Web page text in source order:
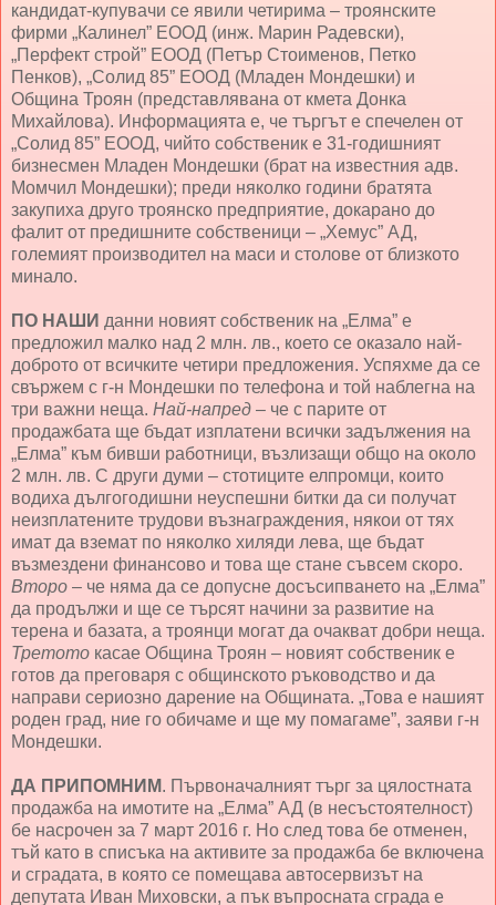
кандидат-купувачи се явили четирима – троянските
фирми „Калинел” ЕООД (инж. Марин Радевски),
„Перфект строй” ЕООД (Петър Стоименов, Петко
Пенков), „Солид 85” ЕООД (Младен Мондешки) и
Община Троян (представлявана от кмета Донка
Михайлова). Информацията е, че търгът е спечелен от
„Солид 85” ЕООД, чийто собственик е 31-годишният
бизнесмен Младен Мондешки (брат на известния адв.
Момчил Мондешки); преди няколко години братята
закупиха друго троянско предприятие, докарано до
фалит от предишните собственици – „Хемус” АД,
големият производител на маси и столове от близкото
минало.
ПО НАШИ данни новият собственик на „Елма” е
предложил малко над 2 млн. лв., което се оказало най-
доброто от всичките четири предложения. Успяхме да се
свържем с г-н Мондешки по телефона и той наблегна на
три важни неща. Най-напред – че с парите от
продажбата ще бъдат изплатени всички задължения на
„Елма” към бивши работници, възлизащи общо на около
2 млн. лв. С други думи – стотиците елпромци, които
водиха дългогодишни неуспешни битки да си получат
неизплатените трудови възнаграждения, някои от тях
имат да вземат по няколко хиляди лева, ще бъдат
възмездени финансово и това ще стане съвсем скоро.
Второ – че няма да се допусне досъсипването на „Елма”
да продължи и ще се търсят начини за развитие на
терена и базата, а троянци могат да очакват добри неща.
Третото касае Община Троян – новият собственик е
готов да преговаря с общинското ръководство и да
направи сериозно дарение на Общината. „Това е нашият
роден град, ние го обичаме и ще му помагаме”, заяви г-н
Мондешки.
ДА ПРИПОМНИМ. Първоначалният търг за цялостната
продажба на имотите на „Елма” АД (в несъстоятелност)
бе насрочен за 7 март 2016 г. Но след това бе отменен,
тъй като в списъка на активите за продажба бе включена
и сградата, в която се помещава автосервизът на
депутата Иван Миховски, а пък въпросната сграда е